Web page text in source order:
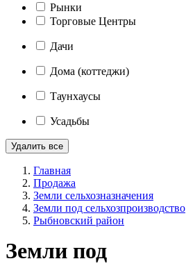
Рынки
Торговые Центры
Дачи
Дома (коттеджи)
Таунхаусы
Усадьбы
Удалить все
Главная
Продажа
Земли сельхозназначения
Земли под сельхозпроизводство
Рыбновский район
Земли под